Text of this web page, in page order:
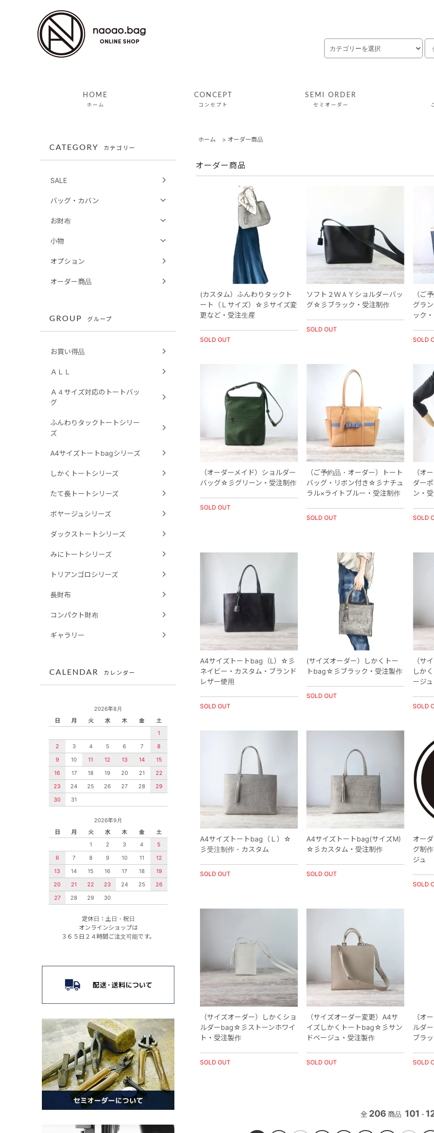
HOME
ホーム
CONCEPT
コンセプト
SEMI ORDER
セミオーダー
ホーム > オーダー商品
オーダー商品
(カスタム）ふんわりタックト
ート（Ｌサイズ）☆彡サイズ変
更など・受注生産
SOLD OUT
ソフト２ＷＡＹショルダーバッ
グ☆彡ブラック・受注制作
SOLD OUT
（ご
グラ
ック
SOLD
（オーダーメイド）ショルダー
バッグ☆彡グリーン・受注制作
SOLD OUT
（ご予約品・オーダー）トート
バッグ・リボン付き☆彡ナチュ
ラル×ライトブルー・受注制作
SOLD OUT
（オ
ダー
ン・
SOLD
A4サイズトートbag（L）☆彡
ネイビー・カスタム・ブランド
レザー使用
SOLD OUT
(サイズオーダー）しかくトー
トbag☆彡ブラック・受注製作
SOLD OUT
（サ
しか
ージ
SOLD
A4サイズトートbag（Ｌ）☆
彡受注制作・カスタム
SOLD OUT
A4サイズトートbag(サイズM)
☆彡カスタム・受注制作
SOLD OUT
オー
グ制
ジュ
SOLD
（サイズオーダー）しかくショ
ルダーbag☆彡ストーンホワイ
ト・受注製作
SOLD OUT
（サイズオーダー変更）A4サ
イズしかくトートbag☆彡サン
ドベージュ・受注製作
SOLD OUT
（オ
ルダ
ブラ
SOLD
全 206 商品 101 -
CATEGORY カテゴリー
SALE
バッグ・カバン
お財布
小物
オプション
オーダー商品
GROUP グループ
お買い得品
ＡＬＬ
Ａ４サイズ対応のトートバッ
グ
ふんわりタックトートシリー
ズ
A4サイズトートbagシリーズ
しかくトートシリーズ
たて長トートシリーズ
ボヤージュシリーズ
ダックストートシリーズ
みにトートシリーズ
トリアンゴロシリーズ
長財布
コンパクト財布
ギャラリー
CALENDAR カレンダー
2026年8月
日
月 火 水 木 金
土
1
2
3 4 5 6 7
8
9
10 11 12 13 14
15
16
17 18 19 20 21
22
23
24 25 26 27 28
29
30
31
2026年9月
日
月 火 水 木 金
土
1
2 3 4
5
6
7 8 9 10 11
12
13
14 15 16 17 18
19
20
21 22 23 24 25
26
27
28 29 30
定休日：土日・祝日
オンラインショップは
３６５日２４時間ご注文可能です。